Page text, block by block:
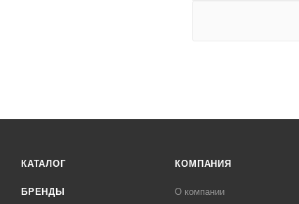
КАТАЛОГ
БРЕНДЫ
КОМПАНИЯ
О компании